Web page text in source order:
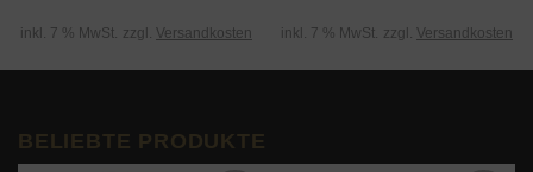
inkl. 7 % MwSt. zzgl. Versandkosten inkl. 7 % MwSt. zzgl. Versandkosten
BELIEBTE PRODUKTE